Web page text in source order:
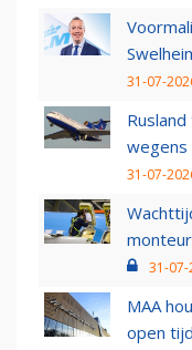
31-07-
wegens
31-07-
31-07-
MAA
open